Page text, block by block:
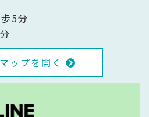
5分
ップを開く